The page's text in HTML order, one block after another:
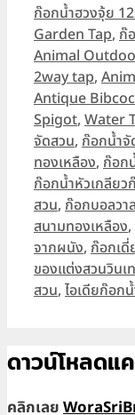
Categories
ก๊อกน้ำฮวงจุ้ย
Garden Tap, ก๊
Animal
Tags
2way tap,
Antique
Spigot, Water
จัดสวน, ก๊อกน้ำ
ทองเหลือง, ก๊อก
ก๊อกน้ำหัวเกลีย
สวน, ก๊อกบอลวา
สนามทองเหลือง,
จากผนัง, ก๊อกเดี่
ของแต่งสวนวินเ
สวน, ไอเดียก๊อก
ดาวน์โหลดแ
คลิกเลย